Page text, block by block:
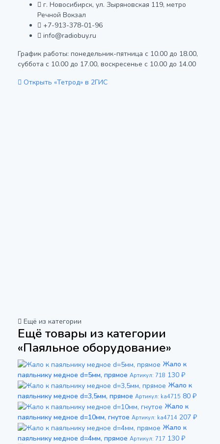
г. Новосибирск, ул. Зыряновская 119, метро
Речной Вокзал
+7-913-378-01-96
info@radiobuy.ru
График работы: понедельник-пятница с 10.00 до 18.00,
суббота с 10.00 до 17.00, воскресенье с 10.00 до 14.00
Открыть «Тетрод» в 2ГИС
Ещё из категории
Ещё товары из категории
«Паяльное оборудование»
Жало к
паяльнику медное d=5мм, прямое Артикул: 718 130 ₽
Жало к
паяльнику медное d=3,5мм, прямое Артикул: ka4715 80 ₽
Жало к
паяльнику медное d=10мм, гнутое Артикул: ka4714 207 ₽
Жало к
паяльнику медное d=4мм, прямое Артикул: 717 130 ₽